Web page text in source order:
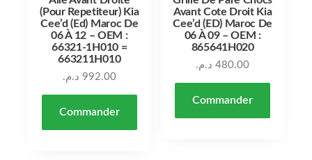
(Pour Repetiteur) Kia
Cee’d (Ed) Maroc De
06 À 12 – OEM :
66321-1H010 =
663211H010
992.00 د.م.
Commander
Avant Cote Droit Kia
Cee’d (ED) Maroc De
06 À 09 – OEM :
865641H020
480.00 د.م.
Commander